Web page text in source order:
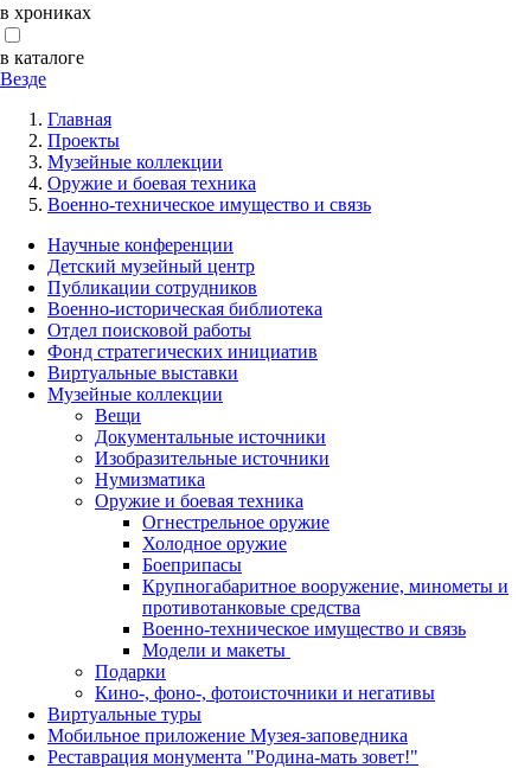
в хрониках
в каталоге
Везде
Главная
Проекты
Музейные коллекции
Оружие и боевая техника
Военно-техническое имущество и связь
Научные конференции
Детский музейный центр
Публикации сотрудников
Военно-историческая библиотека
Отдел поисковой работы
Фонд стратегических инициатив
Виртуальные выставки
Музейные коллекции
Вещи
Документальные источники
Изобразительные источники
Нумизматика
Оружие и боевая техника
Огнестрельное оружие
Холодное оружие
Боеприпасы
Крупногабаритное вооружение, минометы и
противотанковые средства
Военно-техническое имущество и связь
Модели и макеты
Подарки
Кино-, фоно-, фотоисточники и негативы
Виртуальные туры
Мобильное приложение Музея-заповедника
Реставрация монумента "Родина-мать зовет!"